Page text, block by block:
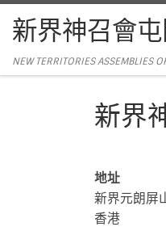
新界神召會
NEW TERRITORIES ASSEMBLIES
新界
地址
新界元朗屏
香港